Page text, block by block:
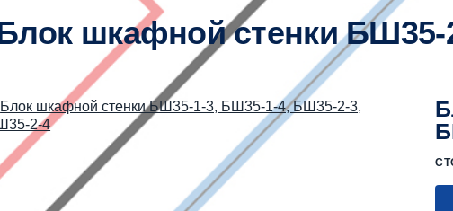
шкафной стенки БШ35-